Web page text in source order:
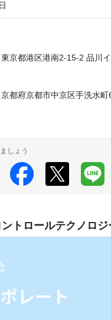
京都港区港南2-15-2 品川
しょう
トロールテクノロジ